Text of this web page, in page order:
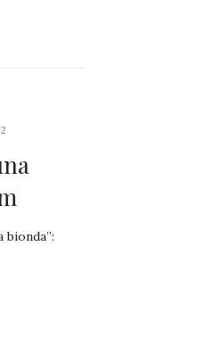
bionda”: